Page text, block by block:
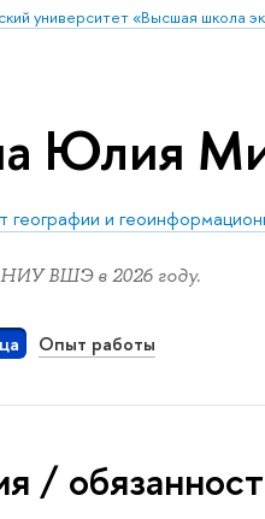
университет «Высшая школа
Юлия
географии и
ВШЭ в 2026 году.
Опыт работы
/